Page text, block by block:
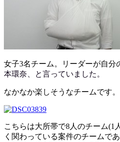
女子3名チーム。リーダーが自分
本環奈、と言っていました。
なかなか楽しそうなチームです。
こちらは大所帯で8人のチーム(1
く関わっている案件のチームで